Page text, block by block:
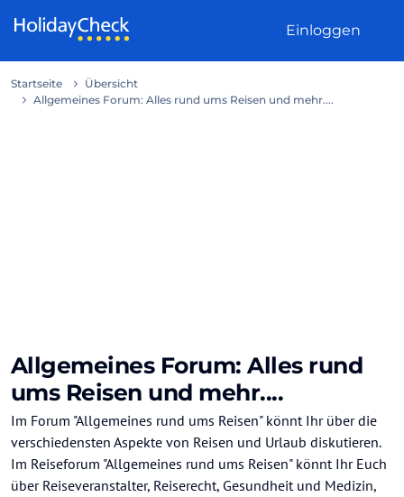
Einloggen
Startseite
Übersicht
Allgemeines Forum: Alles rund ums Reisen und mehr....
Allgemeines Forum: Alles rund
ums Reisen und mehr....
Im Forum "Allgemeines rund ums Reisen" könnt Ihr über die
verschiedensten Aspekte von Reisen und Urlaub diskutieren.
Im Reiseforum "Allgemeines rund ums Reisen" könnt Ihr Euch
über Reiseveranstalter, Reiserecht, Gesundheit und Medizin,